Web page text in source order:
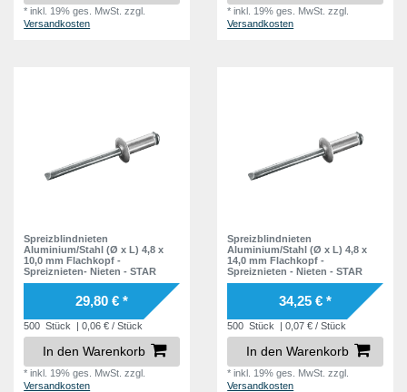
*inkl. 19% ges. MwSt. zzgl.
Versandkosten
*inkl. 19% ges. MwSt. zzgl.
Versandkosten
Spreizblindnieten
Aluminium/Stahl (Ø x L) 4,8 x
10,0 mm Flachkopf -
Spreiznieten- Nieten - STAR
29,80 € *
500 Stück | 0,06 € / Stück
In den Warenkorb
*inkl. 19% ges. MwSt. zzgl.
Versandkosten
Spreizblindnieten
Aluminium/Stahl (Ø x L) 4,8 x
14,0 mm Flachkopf -
Spreiznieten - Nieten - STAR
34,25 € *
500 Stück | 0,07 € / Stück
In den Warenkorb
*inkl. 19% ges. MwSt. zzgl.
Versandkosten